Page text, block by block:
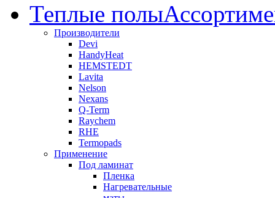
Теплые полы
Производители
Devi
HandyHeat
HEMSTEDT
Lavita
Nelson
Nexans
Q-Term
Raychem
RHE
Termopads
Применение
Под ламинат
Пленка
Нагревательные